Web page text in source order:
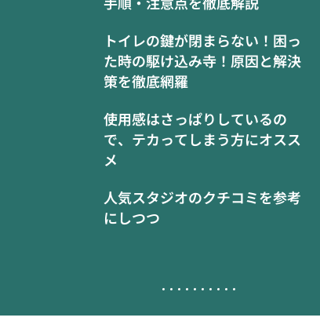
トイレの鍵が閉まらない！困っ
た時の駆け込み寺！原因と解決
策を徹底網羅
使用感はさっぱりしているの
で、テカってしまう方にオスス
メ
人気スタジオのクチコミを参考
にしつつ